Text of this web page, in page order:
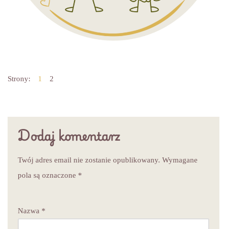
Strony: 1 2
Dodaj komentarz
Twój adres email nie zostanie opublikowany. Wymagane
pola są oznaczone *
Nazwa *